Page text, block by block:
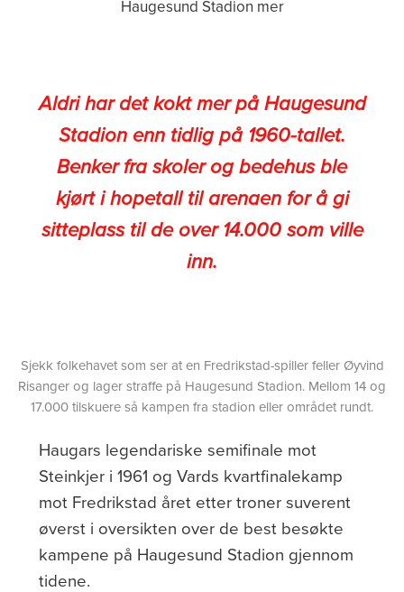
Haugesund Stadion mer
Aldri har det kokt mer på Haugesund
Stadion enn tidlig på 1960-tallet.
Benker fra skoler og bedehus ble
kjørt i hopetall til arenaen for å gi
sitteplass til de over 14.000 som ville
inn.
Sjekk folkehavet som ser at en Fredrikstad-spiller feller Øyvind
Risanger og lager straffe på Haugesund Stadion. Mellom 14 og
17.000 tilskuere så kampen fra stadion eller området rundt.
Haugars legendariske semifinale mot
Steinkjer i 1961 og Vards kvartfinalekamp
mot Fredrikstad året etter troner suverent
øverst i oversikten over de best besøkte
kampene på Haugesund Stadion gjennom
tidene.